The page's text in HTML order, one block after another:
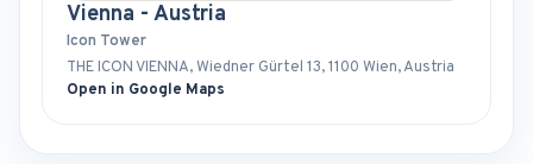
Vienna - Austria
Icon Tower
THE ICON VIENNA, Wiedner Gürtel 13, 1100 Wien, Austria
Open in Google Maps